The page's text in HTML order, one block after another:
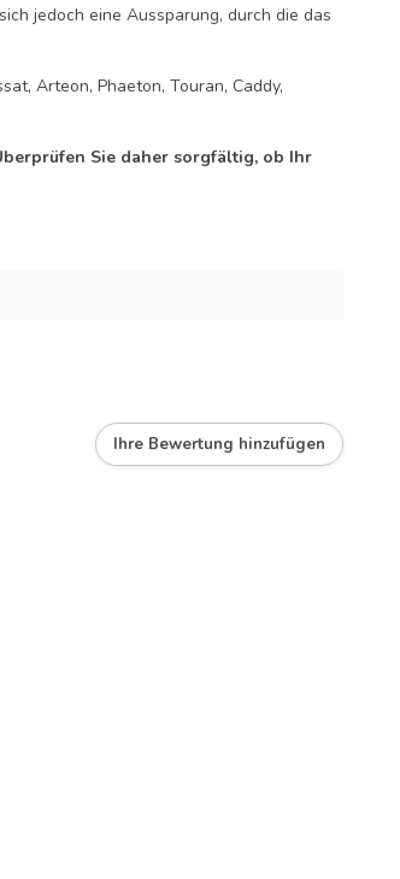
jedoch eine Aussparung, durch die das
Arteon, Phaeton, Touran, Caddy,
Sie daher sorgfältig, ob Ihr
Ihre Bewertung hinzufügen